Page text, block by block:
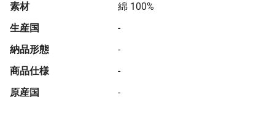
素材
綿 100%
生産国
-
納品形態
-
商品仕様
-
原産国
-